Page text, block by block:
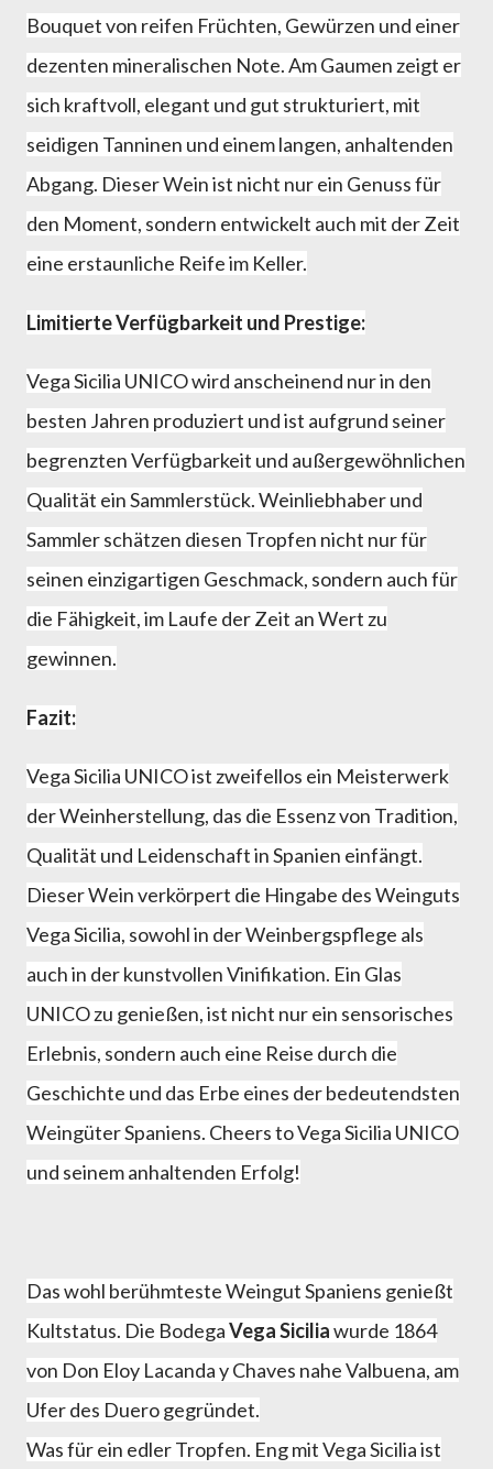
Bouquet von reifen Früchten, Gewürzen und einer
dezenten mineralischen Note. Am Gaumen zeigt er
sich kraftvoll, elegant und gut strukturiert, mit
seidigen Tanninen und einem langen, anhaltenden
Abgang. Dieser Wein ist nicht nur ein Genuss für
den Moment, sondern entwickelt auch mit der Zeit
eine erstaunliche Reife im Keller.
Limitierte Verfügbarkeit und Prestige:
Vega Sicilia UNICO wird anscheinend nur in den
besten Jahren produziert und ist aufgrund seiner
begrenzten Verfügbarkeit und außergewöhnlichen
Qualität ein Sammlerstück. Weinliebhaber und
Sammler schätzen diesen Tropfen nicht nur für
seinen einzigartigen Geschmack, sondern auch für
die Fähigkeit, im Laufe der Zeit an Wert zu
gewinnen.
Fazit:
Vega Sicilia UNICO ist zweifellos ein Meisterwerk
der Weinherstellung, das die Essenz von Tradition,
Qualität und Leidenschaft in Spanien einfängt.
Dieser Wein verkörpert die Hingabe des Weinguts
Vega Sicilia, sowohl in der Weinbergspflege als
auch in der kunstvollen Vinifikation. Ein Glas
UNICO zu genießen, ist nicht nur ein sensorisches
Erlebnis, sondern auch eine Reise durch die
Geschichte und das Erbe eines der bedeutendsten
Weingüter Spaniens. Cheers to Vega Sicilia UNICO
und seinem anhaltenden Erfolg!
Das wohl berühmteste Weingut Spaniens genießt
Kultstatus. Die BodegaVega Siciliawurde 1864
von Don Eloy Lacanda y Chaves nahe Valbuena, am
Ufer des Duero gegründet.
Was für ein edler Tropfen. Eng mit Vega Sicilia ist